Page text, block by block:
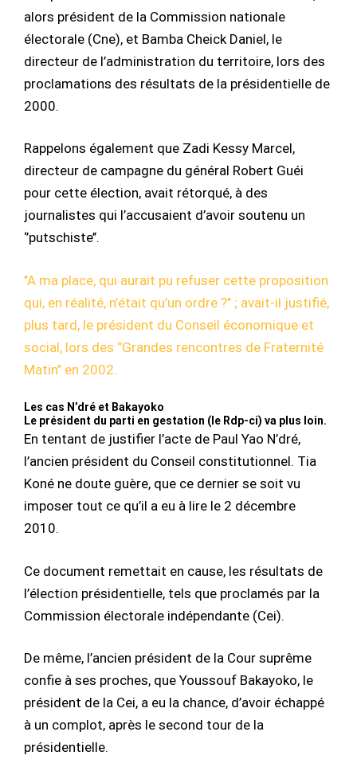
alors président de la Commission nationale
électorale (Cne), et Bamba Cheick Daniel, le
directeur de l’administration du territoire, lors des
proclamations des résultats de la présidentielle de
2000.
Rappelons également que Zadi Kessy Marcel,
directeur de campagne du général Robert Guéi
pour cette élection, avait rétorqué, à des
journalistes qui l’accusaient d’avoir soutenu un
‘’putschiste’’.
’’A ma place, qui aurait pu refuser cette proposition
qui, en réalité, n’était qu’un ordre ?’’ ; avait-il justifié,
plus tard, le président du Conseil économique et
social, lors des ‘’Grandes rencontres de Fraternité
Matin’’ en 2002.
Les cas N’dré et Bakayoko
Le président du parti en gestation (le Rdp-ci) va plus loin.
En tentant de justifier l’acte de Paul Yao N’dré,
l’ancien président du Conseil constitutionnel. Tia
Koné ne doute guère, que ce dernier se soit vu
imposer tout ce qu’il a eu à lire le 2 décembre
2010.
Ce document remettait en cause, les résultats de
l’élection présidentielle, tels que proclamés par la
Commission électorale indépendante (Cei).
De même, l’ancien président de la Cour suprême
confie à ses proches, que Youssouf Bakayoko, le
président de la Cei, a eu la chance, d’avoir échappé
à un complot, après le second tour de la
présidentielle.